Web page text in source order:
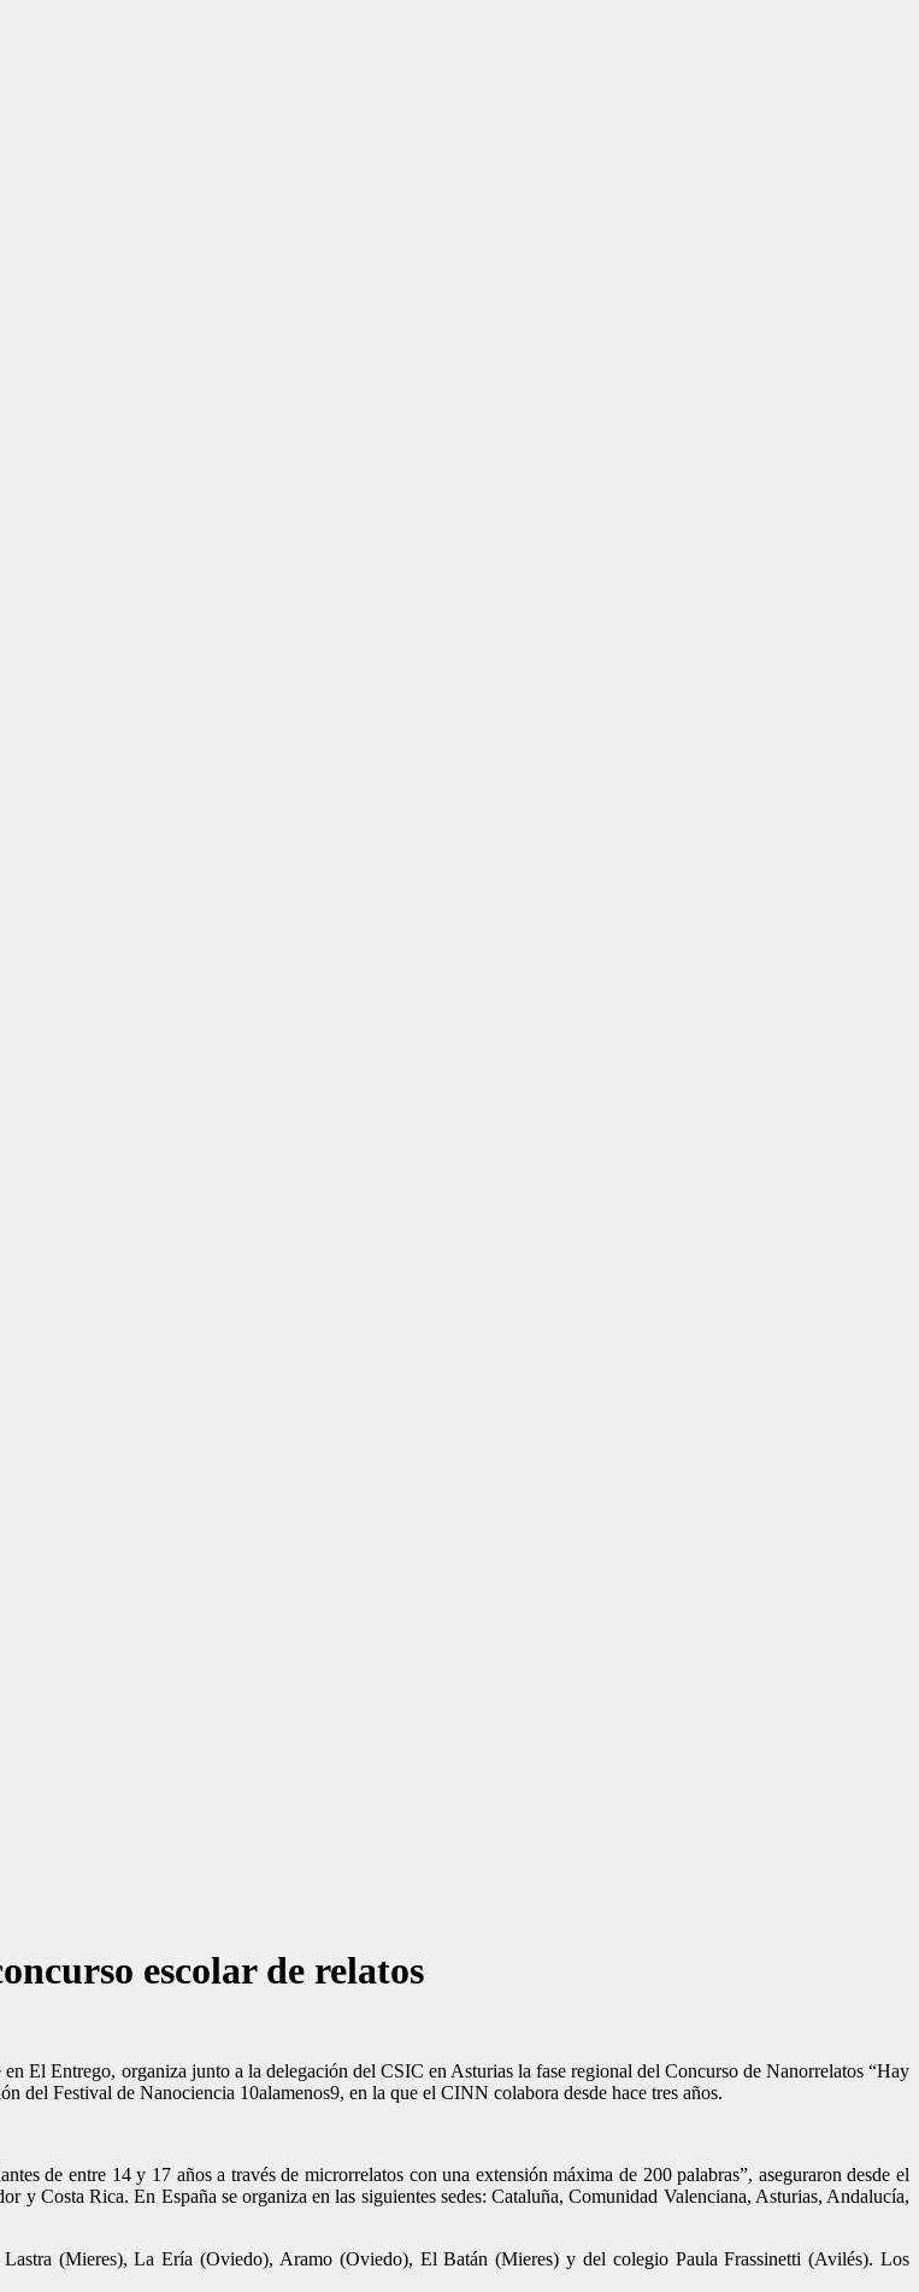
escolar de relatos
El Entrego, organiza junto a la delegación del CSIC en Asturias la fase regional del Concurso de Nanorrelatos “Hay
del Festival de Nanociencia 10alamenos9, en la que el CINN colabora desde hace tres años.
de entre 14 y 17 años a través de microrrelatos con una extensión máxima de 200 palabras”, aseguraron desde el
y Costa Rica. En España se organiza en las siguientes sedes: Cataluña, Comunidad Valenciana, Asturias, Andalucía,
(Mieres), La Ería (Oviedo), Aramo (Oviedo), El Batán (Mieres) y del colegio Paula Frassinetti (Avilés). Los